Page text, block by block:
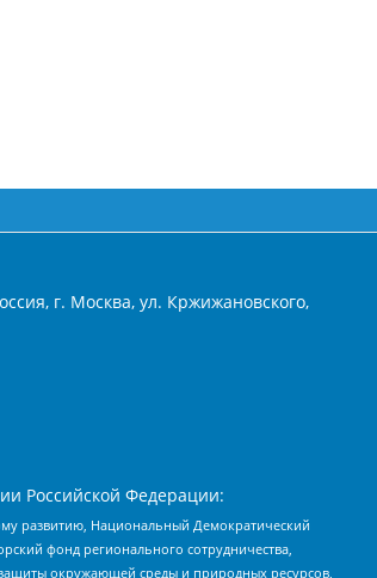
г. Москва, ул. Кржижановского,
Российской Федерации:
развитию, Национальный Демократический
фонд регионального сотрудничества,
окружающей среды и природных ресурсов,